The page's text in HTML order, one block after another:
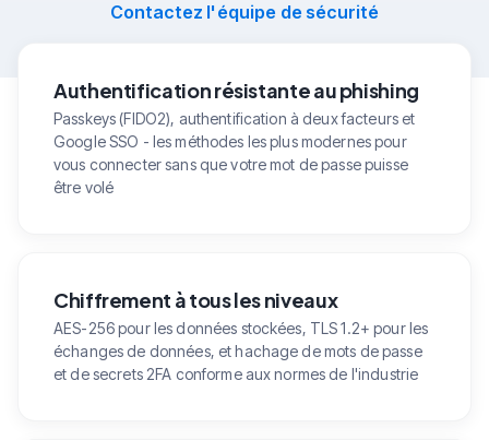
Contactez l'équipe de sécurité
Authentification résistante au phishing
Passkeys (FIDO2), authentification à deux facteurs et
Google SSO - les méthodes les plus modernes pour
vous connecter sans que votre mot de passe puisse
être volé
Chiffrement à tous les niveaux
AES-256 pour les données stockées, TLS 1.2+ pour les
échanges de données, et hachage de mots de passe
et de secrets 2FA conforme aux normes de l'industrie